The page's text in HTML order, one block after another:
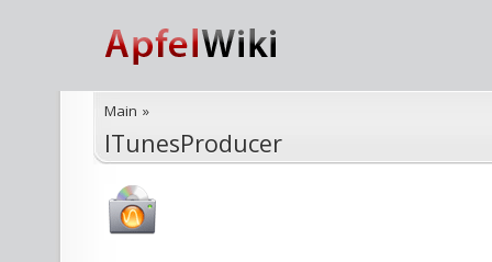
Main »
ITunesProducer